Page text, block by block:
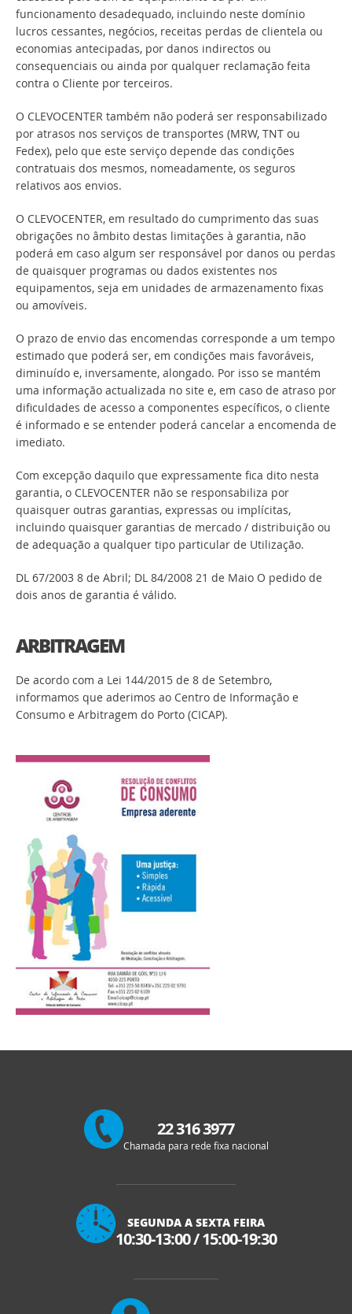
funcionamento desadequado, incluindo neste domínio
lucros cessantes, negócios, receitas perdas de clientela ou
economias antecipadas, por danos indirectos ou
consequenciais ou ainda por qualquer reclamação feita
contra o Cliente por terceiros.
O CLEVOCENTER também não poderá ser responsabilizado
por atrasos nos serviços de transportes (MRW, TNT ou
Fedex), pelo que este serviço depende das condições
contratuais dos mesmos, nomeadamente, os seguros
relativos aos envios.
O CLEVOCENTER, em resultado do cumprimento das suas
obrigações no âmbito destas limitações à garantia, não
poderá em caso algum ser responsável por danos ou perdas
de quaisquer programas ou dados existentes nos
equipamentos, seja em unidades de armazenamento fixas
ou amovíveis.
O prazo de envio das encomendas corresponde a um tempo
estimado que poderá ser, em condições mais favoráveis,
diminuído e, inversamente, alongado. Por isso se mantém
uma informação actualizada no site e, em caso de atraso por
dificuldades de acesso a componentes específicos, o cliente
é informado e se entender poderá cancelar a encomenda de
imediato.
Com excepção daquilo que expressamente fica dito nesta
garantia, o CLEVOCENTER não se responsabiliza por
quaisquer outras garantias, expressas ou implícitas,
incluindo quaisquer garantias de mercado / distribuição ou
de adequação a qualquer tipo particular de Utilização.
DL 67/2003 8 de Abril; DL 84/2008 21 de Maio O pedido de
dois anos de garantia é válido.
ARBITRAGEM
De acordo com a Lei 144/2015 de 8 de Setembro,
informamos que aderimos ao Centro de Informação e
Consumo e Arbitragem do Porto (CICAP).
22 316 3977
Chamada para rede fixa nacional
SEGUNDA A SEXTA FEIRA
10:30-13:00/15:00-19:30